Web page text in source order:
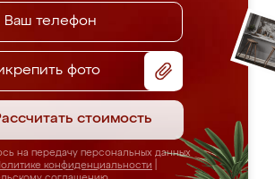
фото
стоимость
на передачу персональных данных
конфиденциальности